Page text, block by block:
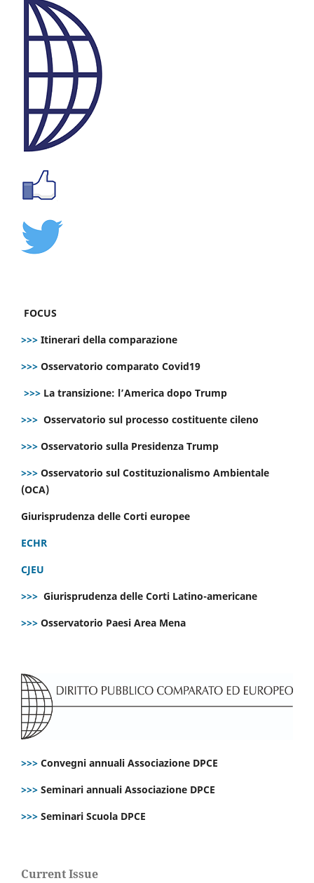
FOCUS
>>> Itinerari della comparazione
>>> Osservatorio comparato Covid19
>>> La transizione: l’America dopo Trump
>>> Osservatorio sul processo costituente cileno
>>> Osservatorio sulla Presidenza Trump
>>> Osservatorio sul Costituzionalismo Ambientale
(OCA)
Giurisprudenza delle Corti europee
ECHR
CJEU
>>> Giurisprudenza delle Corti Latino-americane
>>> Osservatorio Paesi Area Mena
>>> Convegni annuali Associazione DPCE
>>> Seminari annuali Associazione DPCE
>>> Seminari Scuola DPCE
Current Issue